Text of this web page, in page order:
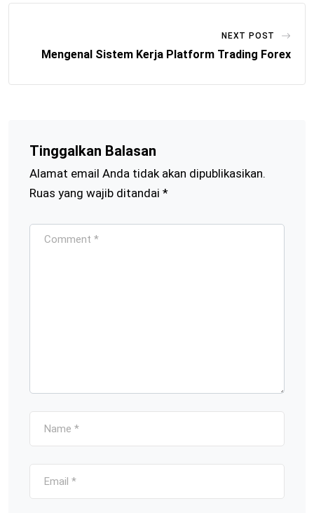
NEXT POST
Mengenal Sistem Kerja Platform Trading Forex
Tinggalkan Balasan
Alamat email Anda tidak akan dipublikasikan.
Ruas yang wajib ditandai *